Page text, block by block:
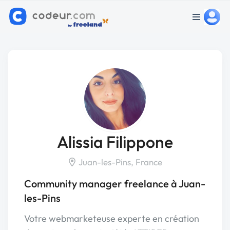
Alissia Filippone
Juan-les-Pins, France
Community manager freelance à Juan-
les-Pins
Votre webmarketeuse experte en création